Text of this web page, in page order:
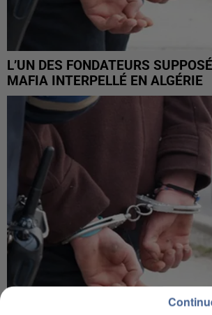
L’UN DES FONDATEURS
MAFIA INTERPELLÉ EN ALGÉRIE